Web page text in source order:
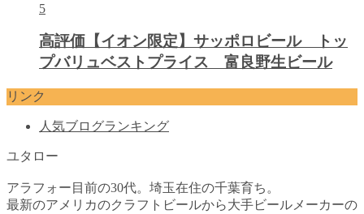
5
高評価【イオン限定】サッポロビール トッ
プバリュベストプライス 富良野生ビール
リンク
人気ブログランキング
ユタロー
アラフォー目前の30代。埼玉在住の千葉育ち。
最新のアメリカのクラフトビールから大手ビールメーカーの